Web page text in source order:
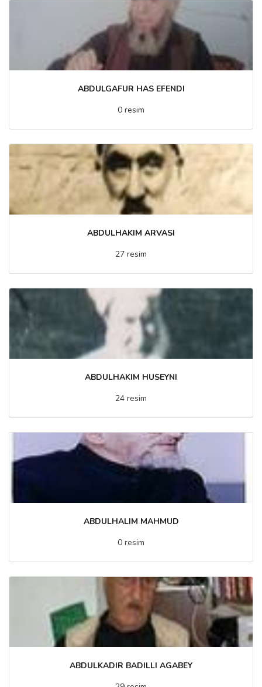
ABDULGAFUR HAS EFENDI
0 resim
ABDULHAKIM ARVASI
27 resim
ABDULHAKIM HUSEYNI
24 resim
ABDULHALIM MAHMUD
0 resim
ABDULKADIR BADILLI AGABEY